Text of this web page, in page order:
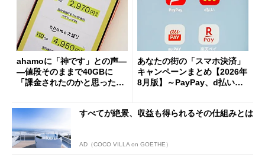
ahamoに「神です」との声―
―値段そのままで40GBに
「課金されたのかと思った」
あなたの街の「スマホ決済」
キャンペーンまとめ【2026年
8月版】～PayPay、d払い、a
すべてが絶景、収益も得られるその仕組みとは
AD（COCO VILLA on GOETHE）